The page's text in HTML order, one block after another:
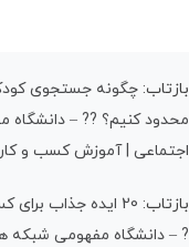
بازتاب: چگونه جستجوی
محدود کنیم؟ ?? –
اجتماعی | آموزش کسب و کار
بازتاب:
20 ایده جذاب
? – دانشگاه مفهومی شبکه